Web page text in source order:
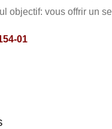
objectif: vous offrir un
01